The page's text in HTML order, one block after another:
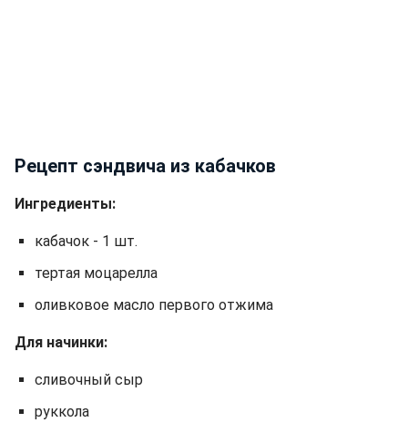
Рецепт сэндвича из кабачков
Ингредиенты:
кабачок - 1 шт.
тертая моцарелла
оливковое масло первого отжима
Для начинки:
сливочный сыр
руккола